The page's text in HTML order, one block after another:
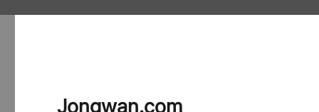
Jongwan.com